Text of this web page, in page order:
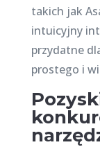
takich jak
intuicyjny
przydatne
prostego i